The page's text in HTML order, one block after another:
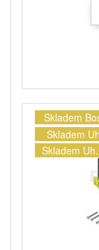
Skladem
Skladem
Skladem